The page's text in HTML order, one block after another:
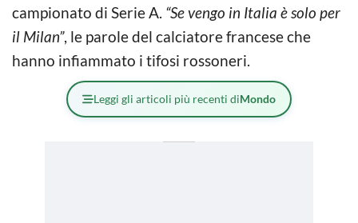
campionato di Serie A. “Se vengo in Italia è solo per
il Milan”, le parole del calciatore francese che
hanno infiammato i tifosi rossoneri.
Leggi gli articoli più recenti diMondo